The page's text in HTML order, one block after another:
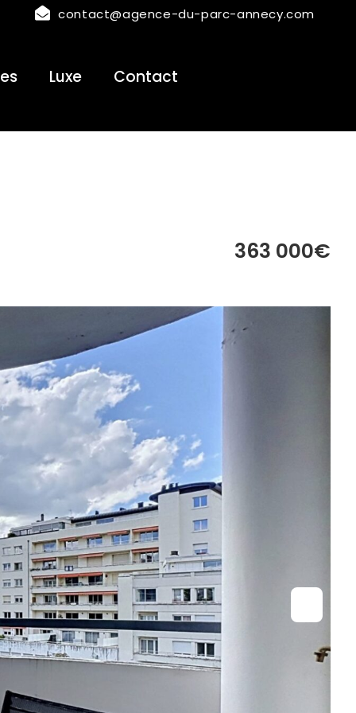
contact@agence-du-parc-annecy.com
Luxe Contact
363 000€